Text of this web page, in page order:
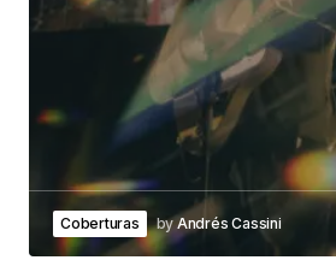
Coberturas byAndrés Cassini